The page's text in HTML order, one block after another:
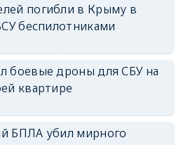
погибли в Крыму в
беспилотниками
боевые дроны для СБУ на
квартире
БПЛА убил мирного